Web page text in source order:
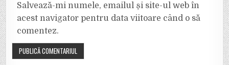
Salvează-mi numele, emailul și site-ul web în
acest navigator pentru data viitoare când o să
comentez.